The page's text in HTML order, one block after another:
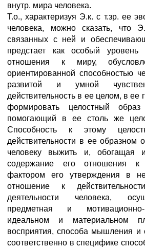
внутр. мира человека.
Т.о., характеризуя Э.к. с т.зр. ее
человека, можно сказать, что
связанных с ней и
предстает как особый уровень
отношения к миру,
ориентированной способностью
развитой и умной
действительность в ее целом, в ее
формировать целостный образ
помогающий в ее столь же
Способность к этому
действительности в ее образном
человеку выжить и, обогащая и
содержание его отношения к
фактором его утверждения в
отношение к
деятельности человека,
предметная и мотивационно-
идеальном и материальном
восприятия, способа мышления и
соответственно в специфике